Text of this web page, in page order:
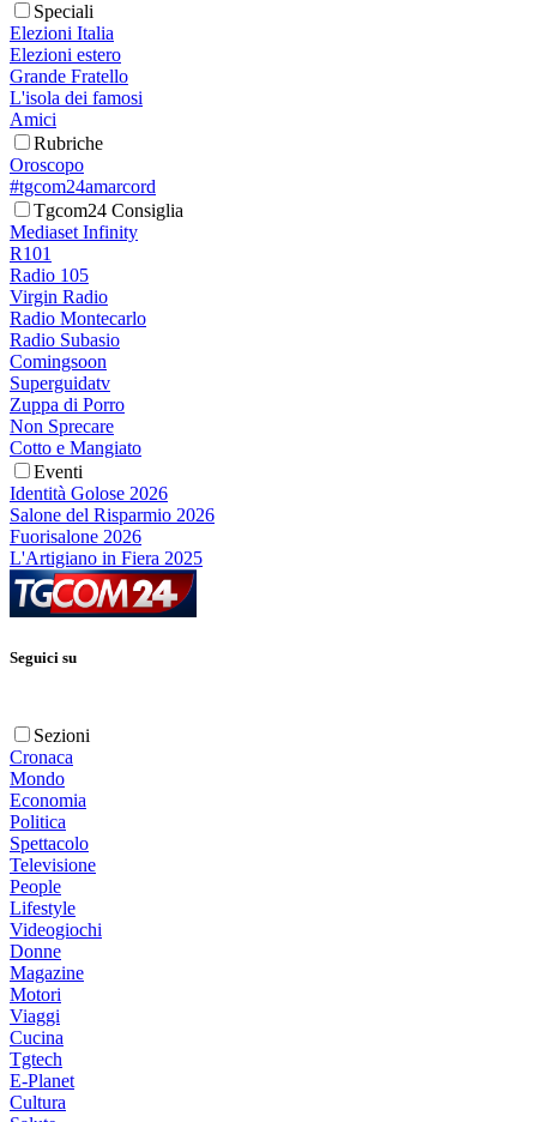
Speciali
Elezioni Italia
Elezioni estero
Grande Fratello
L'isola dei famosi
Amici
Rubriche
Oroscopo
#tgcom24amarcord
Tgcom24 Consiglia
Mediaset Infinity
R101
Radio 105
Virgin Radio
Radio Montecarlo
Radio Subasio
Comingsoon
Superguidatv
Zuppa di Porro
Non Sprecare
Cotto e Mangiato
Eventi
Identità Golose 2026
Salone del Risparmio 2026
Fuorisalone 2026
L'Artigiano in Fiera 2025
Seguici su
Sezioni
Cronaca
Mondo
Economia
Politica
Spettacolo
Televisione
People
Lifestyle
Videogiochi
Donne
Magazine
Motori
Viaggi
Cucina
Tgtech
E-Planet
Cultura